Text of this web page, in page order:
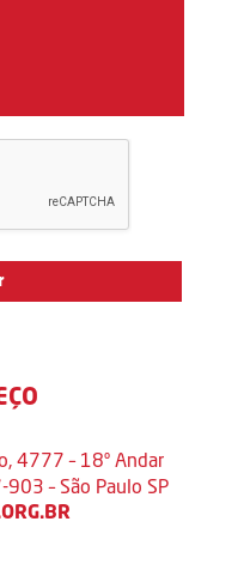
4777 – 18º Andar
– São Paulo SP